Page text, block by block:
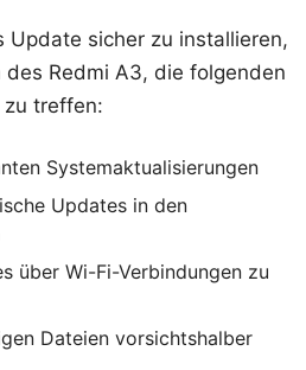
Update sicher zu installieren,
Redmi A3, die folgenden
zu treffen:
Systemaktualisierungen
Updates in den
über Wi-Fi-Verbindungen zu
Dateien vorsichtshalber